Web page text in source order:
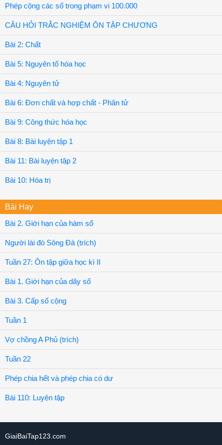
Phép cộng các số trong phạm vi 100.000
CÂU HỎI TRẮC NGHIỆM ÔN TẬP CHƯƠNG
Bài 2: Chất
Bài 5: Nguyên tố hóa học
Bài 4: Nguyên tử
Bài 6: Đơn chất và hợp chất - Phân tử
Bài 9: Công thức hóa học
Bài 8: Bài luyện tập 1
Bài 11: Bài luyện tập 2
Bài 10: Hóa trị
Bài Hay
Bài 2. Giới hạn của hàm số
Người lái đò Sông Đà (trích)
Tuần 27: Ôn tập giữa học kì II
Bài 1. Giới hạn của dãy số
Bài 3. Cấp số cộng
Tuần 1
Vợ chồng A Phủ (trích)
Tuần 22
Phép chia hết và phép chia có dư
Bài 110: Luyện tập
GiaiBaiTap123.com